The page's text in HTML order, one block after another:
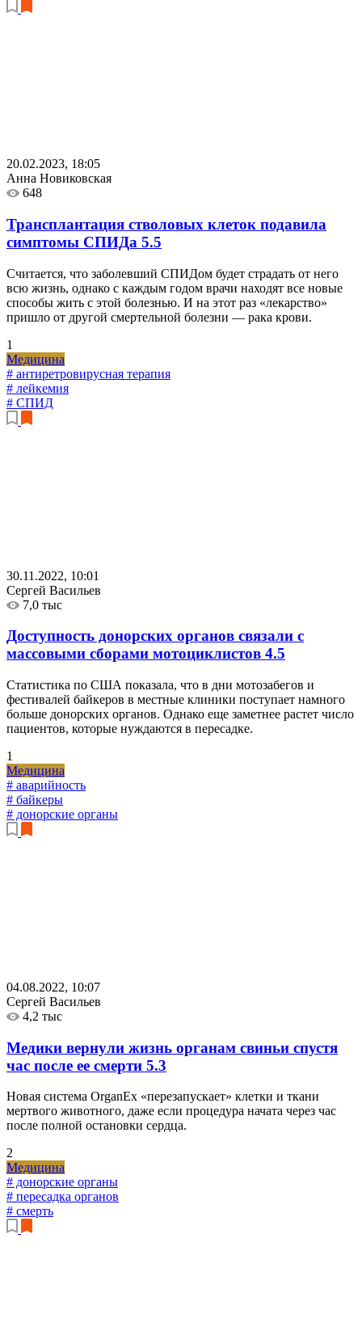
20.02.2023, 18:05
Анна Новиковская
648
Трансплантация стволовых клеток подавила
симптомы СПИДа 5.5
Считается, что заболевший СПИДом будет страдать от него
всю жизнь, однако с каждым годом врачи находят все новые
способы жить с этой болезнью. И на этот раз «лекарство»
пришло от другой смертельной болезни — рака крови.
1
Медицина
# антиретровирусная терапия
# лейкемия
# СПИД
30.11.2022, 10:01
Сергей Васильев
7,0 тыс
Доступность донорских органов связали с
массовыми сборами мотоциклистов 4.5
Статистика по США показала, что в дни мотозабегов и
фестивалей байкеров в местные клиники поступает намного
больше донорских органов. Однако еще заметнее растет число
пациентов, которые нуждаются в пересадке.
1
Медицина
# аварийность
# байкеры
# донорские органы
04.08.2022, 10:07
Сергей Васильев
4,2 тыс
Медики вернули жизнь органам свиньи спустя
час после ее смерти 5.3
Новая система OrganEx «перезапускает» клетки и ткани
мертвого животного, даже если процедура начата через час
после полной остановки сердца.
2
Медицина
# донорские органы
# пересадка органов
# смерть